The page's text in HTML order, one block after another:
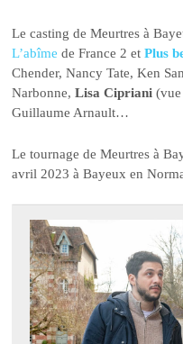
Le casting de Meurtres à
L’abîme de France 2 etPlus
Chender, Nancy Tate, Ken
Narbonne,Lisa Cipriani
Guillaume Arnault…
Le tournage de Meurtres à
avril 2023 à Bayeux en